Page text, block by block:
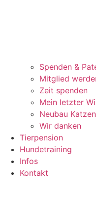
Spenden &
Mitglied
Zeit spenden
Mein letzter
Neubau
Wir danken
Tierpension
Hundetraining
Infos
Kontakt